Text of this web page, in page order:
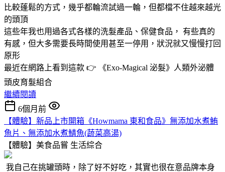
比較蓬鬆的方式，幾乎都輪流試過一輪，但都檔不住越來越光
的頭頂
這些年我也用過各式各樣的洗髮產品、保健食品， 有些真的
有感，但大多需要長時間使用甚至一停用，狀況就又慢慢打回
原形
最近在網路上看到這款 👉 《Exo-Magical 泌髮》人類外泌體
頭皮育髮組合
繼續閱讀
6個月前
【體驗】新品上市開箱《Howmama 東和食品》無添加水煮鮪
魚片、無添加水煮鯖魚(蔬菜高湯)
【體驗】美食品嘗 生活綜合
我自己在挑罐頭時，除了好不好吃，其實也很在意品牌本身